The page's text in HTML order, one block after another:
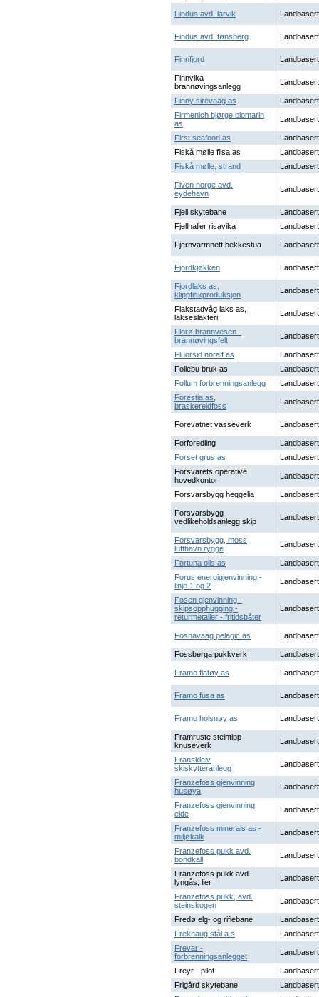
Findus avd. larvik Landbasert
Findus avd. tønsberg Landbasert
Finnfjord Landbasert
Finnvika
brannøvingsanlegg
Landbasert
Finny sirevaag as
Landbasert
Firmenich bjørge biomarin
as
Landbasert
First seafood as
Landbasert
Fiskå mølle flisa as
Landbasert
Fiskå mølle, strand
Landbasert
Fiven norge avd.
eydehavn
Landbasert
Fjell skytebane
Landbasert
Fjellhaller risavika
Landbasert
Fjernvarmnett bekkestua Landbasert
Fjordkjøkken Landbasert
Fjordlaks as,
klippfiskproduksjon
Landbasert
Flakstadvåg laks as,
lakseslakteri
Landbasert
Florø brannvesen -
brannøvingsfelt
Landbasert
Fluorsid noralf as
Landbasert
Follebu bruk as
Landbasert
Follum forbrenningsanlegg
Landbasert
Forestia as,
braskereidfoss
Landbasert
Forevatnet vasseverk Landbasert
Forforedling
Landbasert
Forset grus as
Landbasert
Forsvarets operative
hovedkontor
Landbasert
Forsvarsbygg heggelia Landbasert
Forsvarsbygg -
vedlikeholdsanlegg skip
Landbasert
Forsvarsbygg, moss
lufthavn rygge
Landbasert
Fortuna oils as
Landbasert
Forus energigjenvinning -
linje 1 og 2
Landbasert
Fosen gjenvinning -
skipsopphugging -
returmetaller - fritidsbåter
Landbasert
Fosnavaag pelagic as Landbasert
Fossberga pukkverk Landbasert
Framo flatøy as Landbasert
Framo fusa as Landbasert
Framo holsnøy as Landbasert
Framruste steintipp
knuseverk
Landbasert
Franskleiv
skiskytteranlegg
Landbasert
Franzefoss gjenvinning
husøya
Landbasert
Franzefoss gjenvinning,
eide
Landbasert
Franzefoss minerals as -
miljøkalk
Landbasert
Franzefoss pukk avd.
bondkall
Landbasert
Franzefoss pukk avd.
lyngås, lier
Landbasert
Franzefoss pukk, avd.
steinskogen
Landbasert
Fredø elg- og riflebane
Landbasert
Frekhaug stål a.s
Landbasert
Frevar -
forbrenningsanlegget
Landbasert
Freyr - pilot
Landbasert
Frigård skytebane
Landbasert